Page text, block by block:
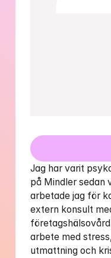
Jag har varit
på Mindler sedan
arbetade jag för
extern konsult
arbete med
utmattning och